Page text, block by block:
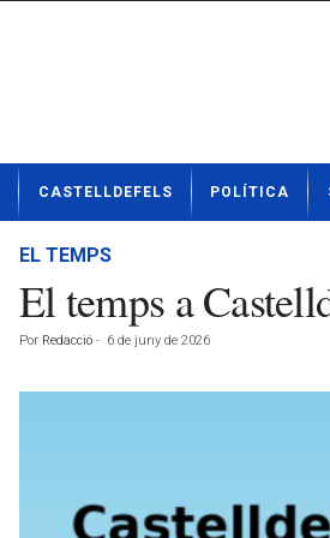
t
CASTELLDEFELS POLÍTICA
EL TEMPS
El temps a
Por Redacció - 6 de juny de 2026